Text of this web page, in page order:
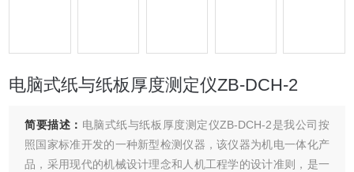
电脑式纸与纸板厚度测定仪ZB-DCH-2
简要描述： 电脑式纸与纸板厚度测定仪ZB-DCH-2是我公司按
照国家标准开发的一种新型检测仪器，该仪器为机电一体化产
品，采用现代的机械设计理念和人机工程学的设计准则，是一